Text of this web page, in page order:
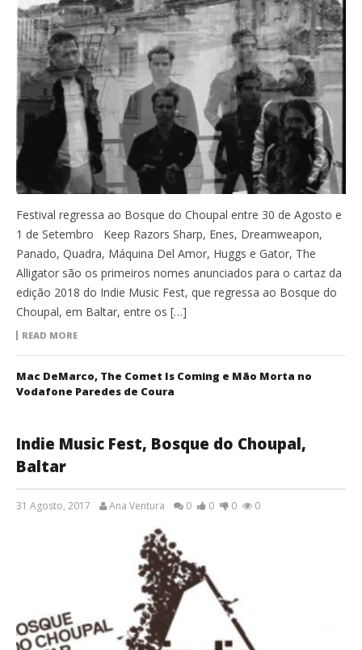
Festival regressa ao Bosque do Choupal entre 30 de Agosto e
1 de Setembro Keep Razors Sharp, Enes, Dreamweapon,
Panado, Quadra, Máquina Del Amor, Huggs e Gator, The
Alligator são os primeiros nomes anunciados para o cartaz da
edição 2018 do Indie Music Fest, que regressa ao Bosque do
Choupal, em Baltar, entre os […]
READ MORE
Mac DeMarco, The Comet Is Coming e Mão Morta no
Vodafone Paredes de Coura
Indie Music Fest, Bosque do Choupal,
Baltar
31 Agosto, 2017 Ana Ventura 0 0 0 0